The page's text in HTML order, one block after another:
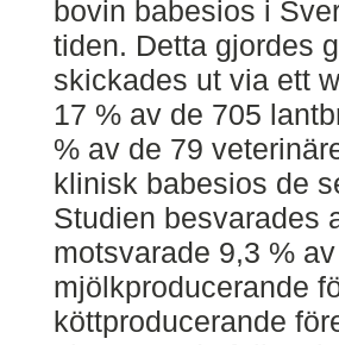
bovin babesios i
tiden. Detta gjordes
skickades ut via ett
17 % av de 705
% av de 79
klinisk babesios de
Studien besvarades
motsvarade 9,3 %
mjölkproducerande
köttproducerande